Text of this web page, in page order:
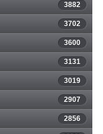
3882
3702
3600
3131
3019
2907
2856